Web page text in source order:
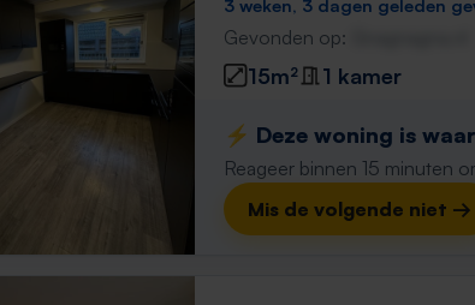
3 weken, 3 dagen geleden
Gevonden op:
15m² 1 kamer
⚡️ Deze woning is
Reageer binnen 15 minuten
Mis de volgende niet →